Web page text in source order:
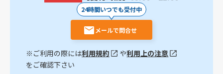
24時間いつでも受付中
メールで問合せ
※ご利用の際には利用規約 や利用上の注意
をご確認下さい